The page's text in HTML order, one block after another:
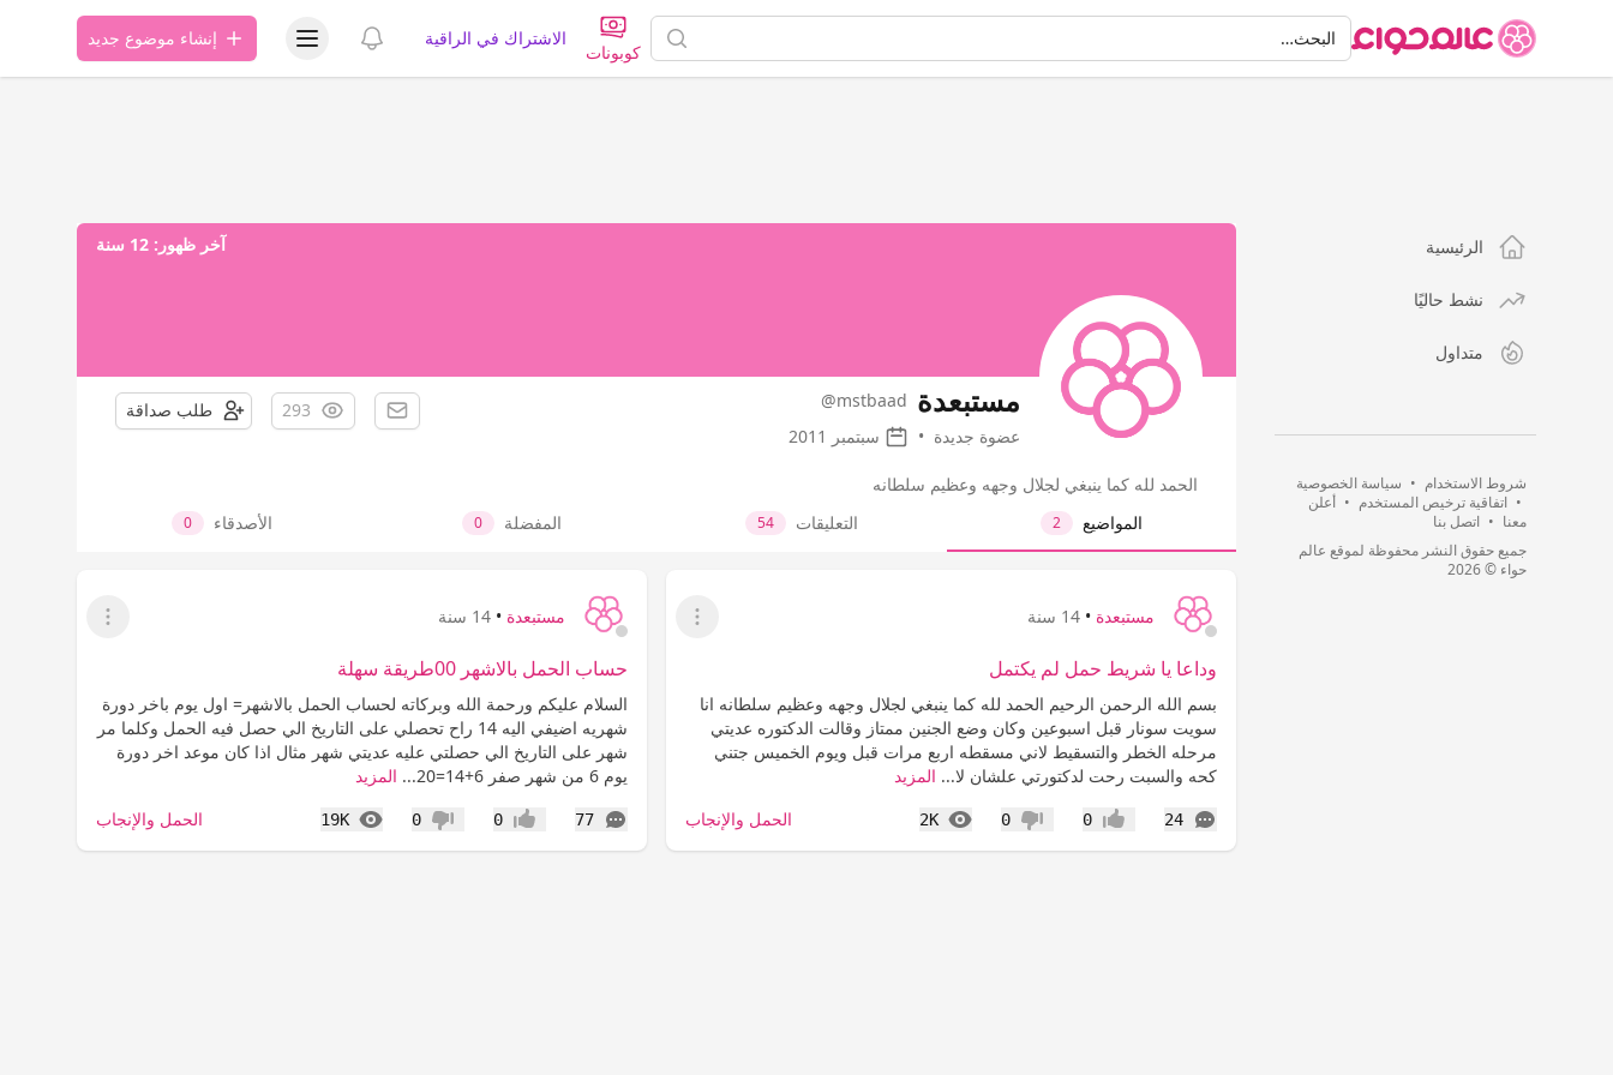
البحثالبحث…
كوبونات
الاشتراك في الراقية عرض الإشعاراتعرض قائمة المستخدمإنشاء موضوع جديد
الرئيسية
نشط حاليًا
متداول
شروط الاستخدام • سياسة الخصوصية
• اتفاقية ترخيص المستخدم • أعلن
معنا • اتصل بنا
جميع حقوق النشر محفوظة لموقع عالم
حواء © 2026
آخر ظهور: 12 سنة
مستبعدة @mstbaad
عضوة جديدة • سبتمبر 2011
293 طلب صداقة
الحمد لله كما ينبغي لجلال وجهه وعظيم سلطانه
المواضيع
2 التعليقات 54 المفضلة 0 الأصدقاء 0
مستبعدة • 14 سنة
عرض القائمة
وداعا يا شريط حمل لم يكتمل
بسم الله الرحمن الرحيم الحمد لله كما ينبغي لجلال وجهه وعظيم سلطانه انا
سويت سونار قبل اسبوعين وكان وضع الجنين ممتاز وقالت الدكتوره عديتي
مرحله الخطر والتسقيط لاني مسقطه اربع مرات قبل ويوم الخميس جتني
كحه والسبت رحت لدكتورتي علشان لا... المزيد
24
التعليقات إعجاب0 عدم إعجاب
0
2K
المشاهدات الحمل والإنجاب
مستبعدة • 14 سنة
عرض القائمة
حساب الحمل بالاشهر 00طريقة سهلة
السلام عليكم ورحمة الله وبركاته لحساب الحمل بالاشهر= اول يوم باخر دورة
شهريه اضيفي اليه 14 راح تحصلي على التاريخ الي حصل فيه الحمل وكلما مر
شهر على التاريخ الي حصلتي عليه عديتي شهر مثال اذا كان موعد اخر دورة
يوم 6 من شهر صفر 6+14=20...
المزيد
77
التعليقات إعجاب0 عدم إعجاب
0
19K
المشاهدات الحمل والإنجاب